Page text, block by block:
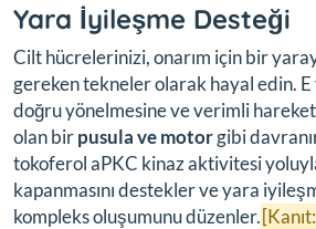
Yara İyileşme Desteği
Cilt hücrelerinizi, onarım için bir
gereken tekneler olarak hayal edin.
doğru yönelmesine ve verimli hareket
olan birpusula ve motorgibi
tokoferol aPKC kinaz aktivitesi
kapanmasını destekler ve yara
kompleks oluşumunu düzenler.